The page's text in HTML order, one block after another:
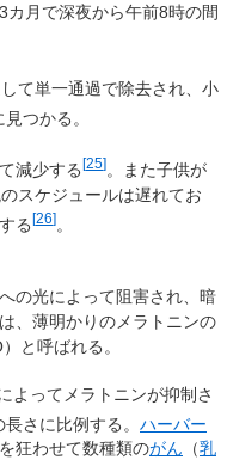
月で深夜から午前8時の間
て単一通過で除去され、小
つかる。
減少する[25]。また子供が
スケジュールは遅れてお
る[26]。
への光によって阻害され、暗
、薄明かりのメラトニンの
と呼ばれる。
よってメラトニンが抑制さ
さに比例する。 ハーバー
を狂わせて数種類のがん （乳